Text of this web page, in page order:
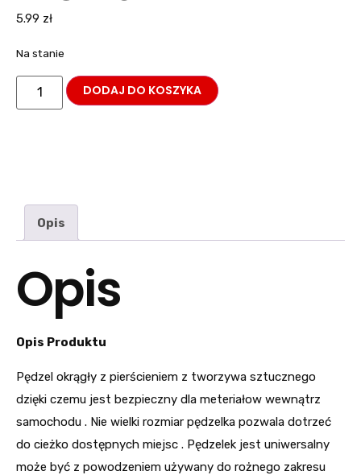
5.99 zł
Na stanie
DODAJ DO KOSZYKA
Opis
Opis
Opis Produktu
Pędzel okrągły z pierścieniem z tworzywa sztucznego
dzięki czemu jest bezpieczny dla meteriałow wewnątrz
samochodu . Nie wielki rozmiar pędzelka pozwala dotrzeć
do cieżko dostępnych miejsc . Pędzelek jest uniwersalny
może być z powodzeniem używany do rożnego zakresu